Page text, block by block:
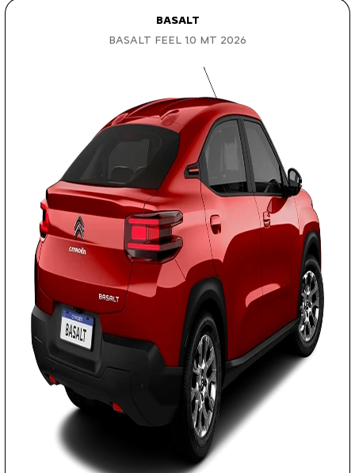
BASALT
BASALT FEEL 1.0 MT 2026